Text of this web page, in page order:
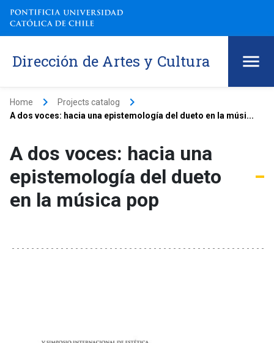
Dirección de Artes y Cultura
Home keyboard_arrow_right Projects catalog keyboard_arrow_right
A dos voces: hacia una epistemología del dueto en la músi...
A dos voces: hacia una
epistemología del dueto
en la música pop